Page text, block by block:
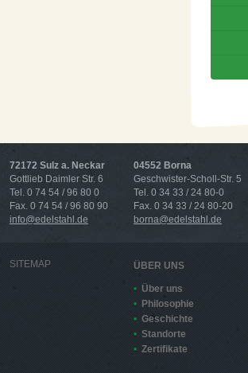
72172 Sulz a. Neckar
Gottlieb Daimler Str. 6
Tel. 0 74 54 / 96 80 0
Fax. 0 74 54 / 96 80 90
info@edelstahl.de
04552 Borna
Geschwister-Scholl-Str. 5
Tel. 0 34 33 / 24 80-0
Fax. 0 34 33 / 24 80-20
borna@edelstahl.de
SITEMAP ÜBER UNS
Über uns
Philosophie
Geschichte
Standorte
Zertifikate